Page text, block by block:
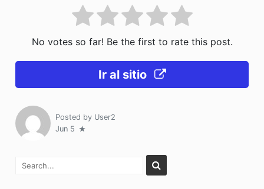
No votes so far! Be the first to rate this post.
Ir al sitio
Posted by User2
Jun 5